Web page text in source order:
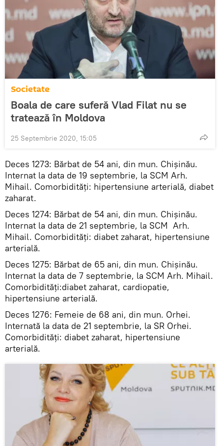
Societate
Boala de care suferă Vlad Filat nu se
tratează în Moldova
25 Septembrie 2020, 15:05
Deces 1273: Bărbat de 54 ani, din mun. Chișinău.
Internat la data de 19 septembrie, la SCM Arh.
Mihail. Comorbidități: hipertensiune arterială, diabet
zaharat.
Deces 1274: Bărbat de 54 ani, din mun. Chișinău.
Internat la data de 21 septembrie, la SCM Arh.
Mihail. Comorbidități: diabet zaharat, hipertensiune
arterială.
Deces 1275: Bărbat de 65 ani, din mun. Chișinău.
Internat la data de 7 septembrie, la SCM Arh. Mihail.
Comorbidități:diabet zaharat, cardiopatie,
hipertensiune arterială.
Deces 1276: Femeie de 68 ani, din mun. Orhei.
Internată la data de 21 septembrie, la SR Orhei.
Comorbidități: diabet zaharat, hipertensiune
arterială.